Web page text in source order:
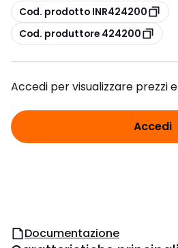
copia
Cod. prodotto INR424200
copia
Cod. produttore 424200
Accedi per visualizzare prezzi
Accedi
Documentazione